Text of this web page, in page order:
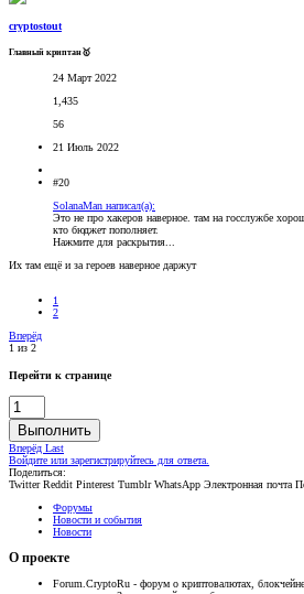
cryptostout
Главный криптан🥇
24 Март 2022
1,435
56
21 Июль 2022
#20
SolanaMan написал(а):
Это не про хакеров наверное. там на госслужбе
кто бюджет пополняет.
Нажмите для раскрытия...
Их там ещё и за героев наверное даржут
1
2
Вперёд
1 из 2
Перейти к странице
Выполнить
Вперёд Last
Войдите или зарегистрируйтесь для ответа.
Поделиться:
Twitter Reddit Pinterest Tumblr WhatsApp Электронная почта
Форумы
Новости и события
Новости
О проекте
Forum.CryptoRu - форум о криптовалютах,